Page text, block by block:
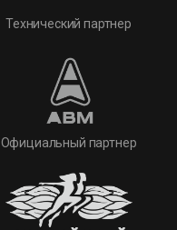
Технический партнер
Официальный партнер